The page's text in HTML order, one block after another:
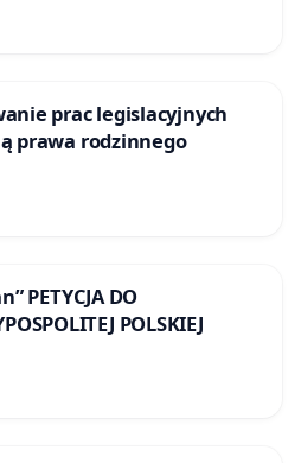
prac legislacyjnych
prawa rodzinnego
PETYCJA DO
POLSKIEJ